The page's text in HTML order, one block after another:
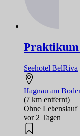
Praktikum
Seehotel BelRiva
Hagnau am
(7 km entfernt)
Ohne Lebenslauf
vor 2 Tagen